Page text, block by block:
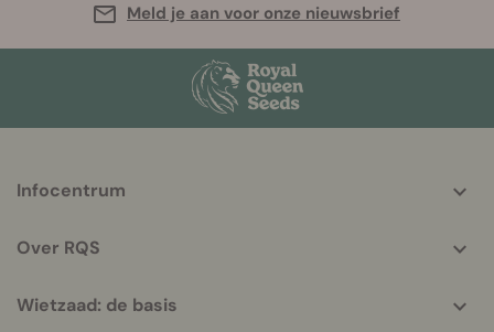
Meld je aan voor onze nieuwsbrief
helpful
Infocentrum
Over RQS
Wietzaad: de basis